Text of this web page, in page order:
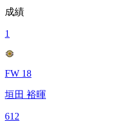
成績
1
FW 18
垣田 裕暉
612